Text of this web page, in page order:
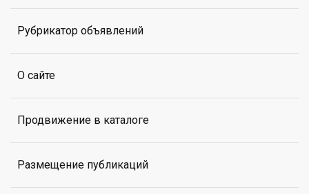
Рубрикатор объявлений
О сайте
Продвижение в каталоге
Размещение публикаций